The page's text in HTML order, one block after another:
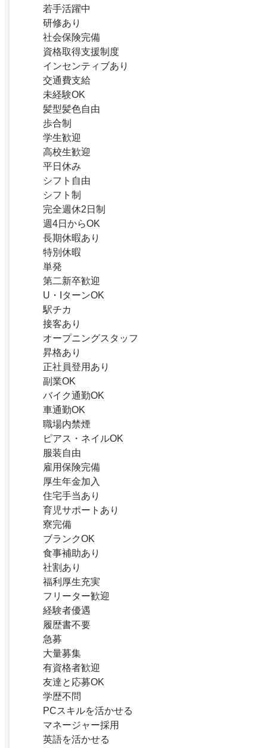
若手活躍中
研修あり
社会保険完備
資格取得支援制度
インセンティブあり
交通費支給
未経験OK
髪型髪色自由
歩合制
学生歓迎
高校生歓迎
平日休み
シフト自由
シフト制
完全週休2日制
週4日からOK
長期休暇あり
特別休暇
単発
第二新卒歓迎
U・IターンOK
駅チカ
接客あり
オープニングスタッフ
昇格あり
正社員登用あり
副業OK
バイク通勤OK
車通勤OK
職場内禁煙
ピアス・ネイルOK
服装自由
雇用保険完備
厚生年金加入
住宅手当あり
育児サポートあり
寮完備
ブランクOK
食事補助あり
社割あり
福利厚生充実
フリーター歓迎
経験者優遇
履歴書不要
急募
大量募集
有資格者歓迎
友達と応募OK
学歴不問
PCスキルを活かせる
マネージャー採用
英語を活かせる